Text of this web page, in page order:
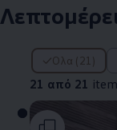
Όλα (21)
21 από 21 items
21 από 21